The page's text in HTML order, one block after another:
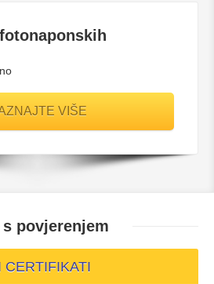
VIŠE
s povjerenjem
CERTIFIKATI